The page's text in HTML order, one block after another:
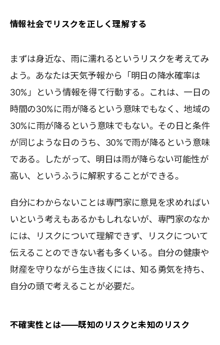
情報社会でリスクを正しく理解する
まずは身近な、雨に濡れるというリスクを考えてみ
よう。あなたは天気予報から「明日の降水確率は
30%」という情報を得て行動する。これは、一日の
時間の30%に雨が降るという意味でもなく、地域の
30%に雨が降るという意味でもない。その日と条件
が同じような日のうち、30%で雨が降るという意味
である。したがって、明日は雨が降らない可能性が
高い、というふうに解釈することができる。
自分にわからないことは専門家に意見を求めればい
いという考えもあるかもしれないが、専門家のなか
には、リスクについて理解できず、リスクについて
伝えることのできない者も多くいる。自分の健康や
財産を守りながら生き抜くには、知る勇気を持ち、
自分の頭で考えることが必要だ。
不確実性とは――既知のリスクと未知のリスク